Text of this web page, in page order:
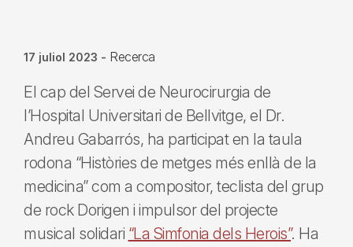
17 juliol 2023 - Recerca
El cap del Servei de Neurocirurgia de
l’Hospital Universitari de Bellvitge, el Dr.
Andreu Gabarrós, ha participat en la taula
rodona “Històries de metges més enllà de la
medicina” com a compositor, teclista del grup
de rock Dorigen i impulsor del projecte
musical solidari “La Simfonia dels Herois”. Ha